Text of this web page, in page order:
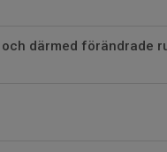
därmed förändrade